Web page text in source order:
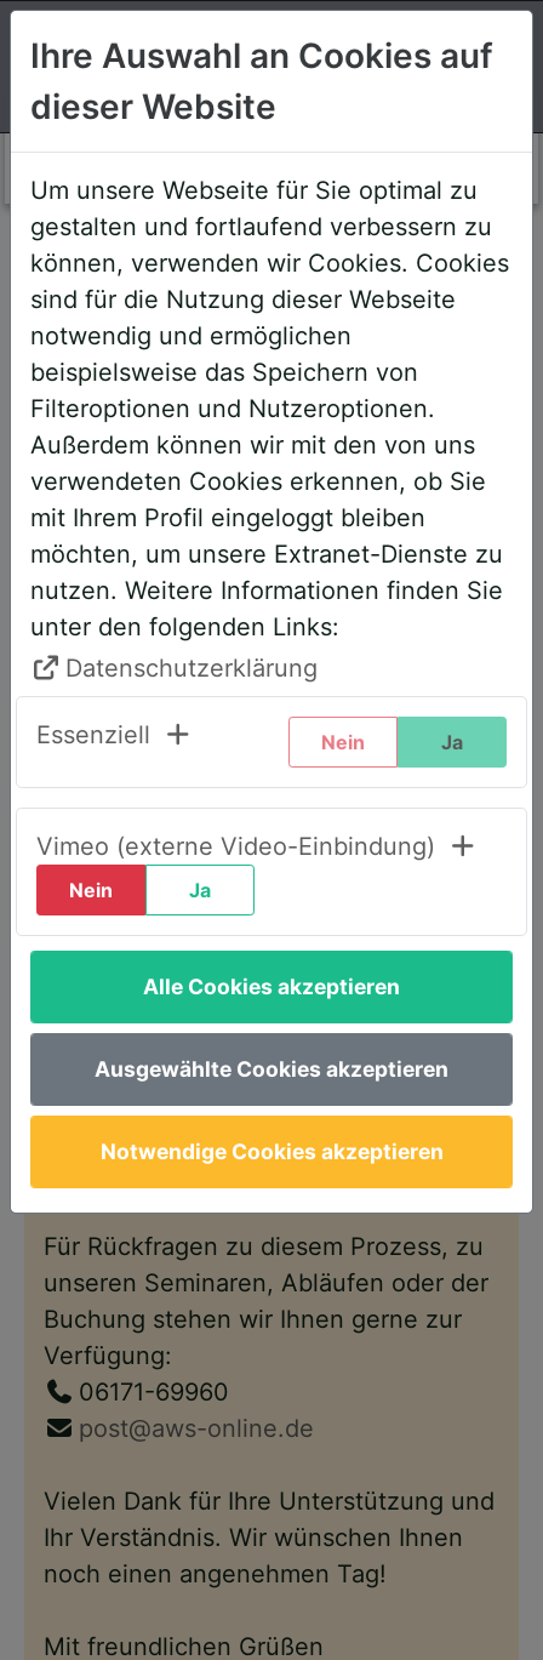
Willkommen!
Sehr geehrte Teilnehmerinnen und
Teilnehmer,
um Ihnen zukünftige Buchungen zu
erleichtern, haben wir unser System
umstrukturiert und den AWS+-Account
entsprechend angepasst. Bitte führen
Sie daher folgende Schritte durch,
wenn Sie diesen Text zum ersten Mal
sehen, um weiterhin vollen Zugriff zu
haben:
Klicken Sie oben rechts auf den Reiter
„LOGIN AWS+“.
Geben Sie dort Ihre E-Mail-Adresse
ein.
Wählen Sie die Option „Passwort
vergessen“.
Sie erhalten umgehend eine E-Mail mit
einem Link, um ein neues Passwort
festzulegen.
Anschließend steht Ihnen Ihr Account
wie gewohnt – nun im neuen Design –
wieder zur Verfügung.
Für Rückfragen zu diesem Prozess, zu
unseren Seminaren, Abläufen oder der
Buchung stehen wir Ihnen gerne zur
Verfügung:
06171-69960
post@aws-online.de
Vielen Dank für Ihre Unterstützung und
Ihr Verständnis. Wir wünschen Ihnen
noch einen angenehmen Tag!
Mit freundlichen Grüßen
Ihre Auswahl an Cookies auf
dieser Website
Um unsere Webseite für Sie optimal zu
gestalten und fortlaufend verbessern zu
können, verwenden wir Cookies. Cookies
sind für die Nutzung dieser Webseite
notwendig und ermöglichen
beispielsweise das Speichern von
Filteroptionen und Nutzeroptionen.
Außerdem können wir mit den von uns
verwendeten Cookies erkennen, ob Sie
mit Ihrem Profil eingeloggt bleiben
möchten, um unsere Extranet-Dienste zu
nutzen. Weitere Informationen finden Sie
unter den folgenden Links:
Datenschutzerklärung
Essenziell Nein Ja
Vimeo (externe Video-Einbindung)
Nein Ja
Alle Cookies akzeptieren
Ausgewählte Cookies akzeptieren
Notwendige Cookies akzeptieren